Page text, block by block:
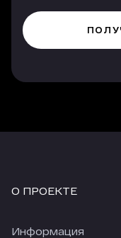
О ПРОЕКТЕ
Информация